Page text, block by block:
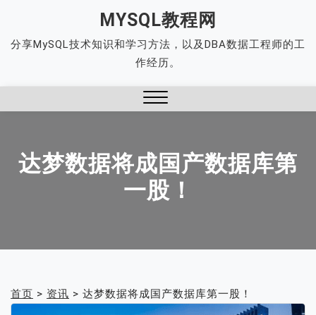
content
MYSQL教程网
分享MySQL技术知识和学习方法，以及DBA数据工程师的工
作经历。
达梦数据将成国产数据库第
一股！
首页 > 资讯 > 达梦数据将成国产数据库第一股！